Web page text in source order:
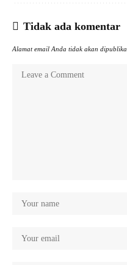
Tidak ada komentar
Alamat email Anda tidak akan